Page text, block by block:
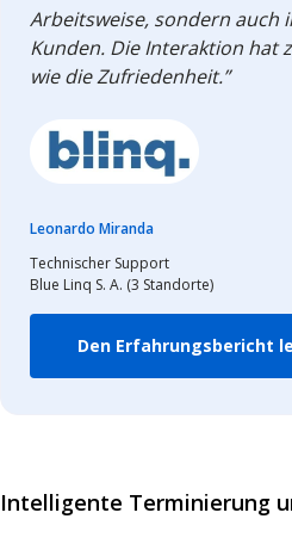
Arbeitsweise, sondern auch
Kunden. Die Interaktion hat
wie die Zufriedenheit.”
Leonardo Miranda
Technischer Support
Blue Linq S. A. (3 Standorte)
Den Erfahrungsbericht
Intelligente Terminierung